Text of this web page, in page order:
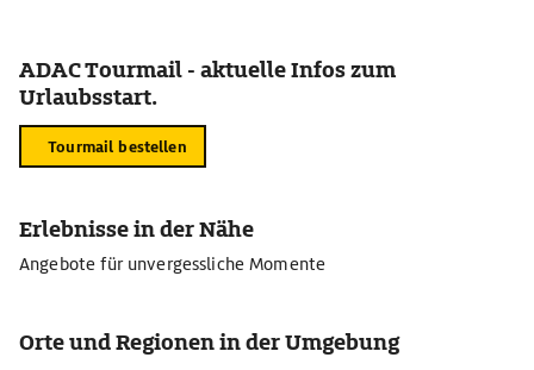
ADAC Tourmail - aktuelle Infos zum
Urlaubsstart.
Tourmail bestellen
Erlebnisse in der Nähe
Angebote für unvergessliche Momente
Orte und Regionen in der Umgebung